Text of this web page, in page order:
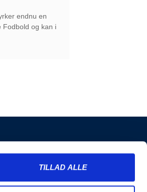
TILLAD ALLE
endnu en
Fodbold og kan i